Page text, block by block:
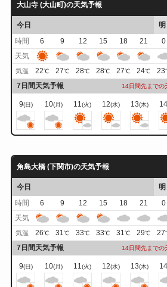
大山寺 (大山町)の天気予報
今日
明
時間
6 9 12 15 18 21 0
天気
気温 22℃ 27℃ 28℃ 28℃ 27℃ 24℃ 23
7日間天気予報 14日間先までの
9(日) 10(月) 11(火) 12(水) 13(木) 14
角島大橋 (下関市)の天気予報
今日
明
時間
6 9 12 15 18 21 0
天気
気温 26℃ 31℃ 33℃ 33℃ 31℃ 29℃ 27
7日間天気予報 14日間先までの
9(日) 10(月) 11(火) 12(水) 13(木) 14